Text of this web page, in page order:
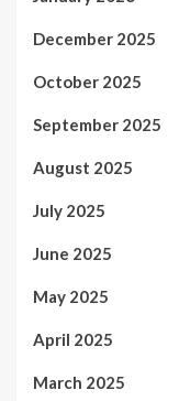
December 2025
October 2025
September 2025
August 2025
July 2025
June 2025
May 2025
April 2025
March 2025